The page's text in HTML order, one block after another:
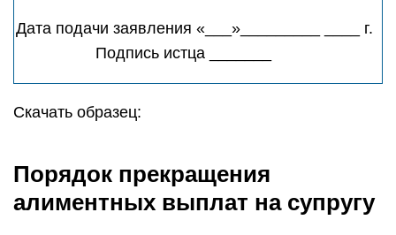
Дата подачи заявления «___»_________ ____ г.
Подпись истца _______
Скачать образец:
Порядок прекращения
алиментных выплат на супругу